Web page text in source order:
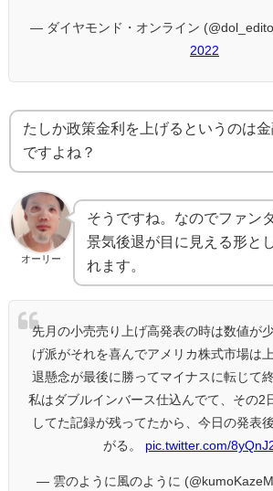
— ダイヤモンド・オンライン
2022
たしか政策金利を上げるというのは
ですよね？
オーリー
そうですね。なのでファン
景気後退が目に見える形と
れます。
先月の小売売り上げ高発表の時は数値が
げ派がそれを喜んでアメリカ株式市場は
退懸念が最後に勝ってマイナスに転じて
私はダブルインバース仕込んでて、その2
してた記録が残ってたから、今日の発表
がる。 pic.twitter.com/
— 雲のように風のように